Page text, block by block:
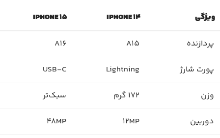
ویژگی IPHONE 14
IPHONE 15
پردازنده A15
A16
پورت شارژ Lightning
USB-C
وزن 172 گرم سبک‌تر
دوربین 12MP
48MP